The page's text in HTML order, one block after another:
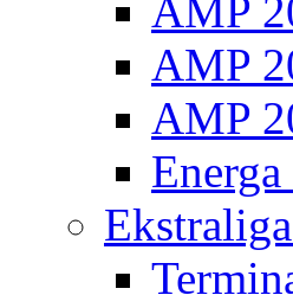
AMP
AMP
AMP